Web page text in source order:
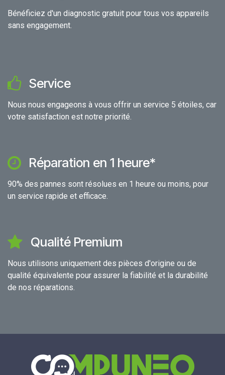
Bénéficiez d'un diagnostic gratuit pour tous vos appareils
sans engagement.
Service
Nous nous engageons à vous offrir un service 5 étoiles, car
votre satisfaction est notre priorité.
Réparation en 1 heure*
90% des pannes sont résolues en 1 heure ou moins, pour
un service rapide et efficace.
Qualité Premium
Nous utilisons uniquement des pièces d'origine ou de
qualité équivalente pour assurer la fiabilité et la durabilité
de nos réparations.